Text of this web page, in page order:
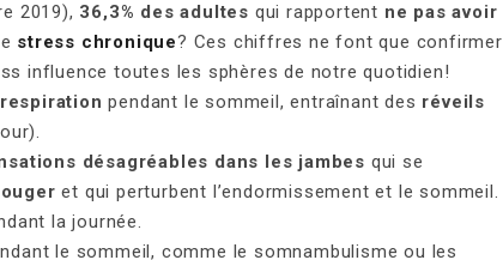
2019), 36,3% des adultes qui rapportent ne pas avoir
stress chronique? Ces chiffres ne font que confirmer
influence toutes les sphères de notre quotidien!
pendant le sommeil, entraînant des réveils
désagréables dans les jambes qui se
et qui perturbent l’endormissement et le sommeil.
la journée.
le sommeil, comme le somnambulisme ou les